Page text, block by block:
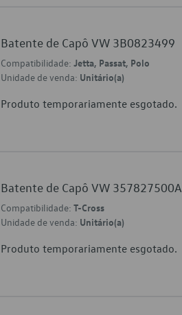
Batente de Capô VW 3B0823499
Compatibilidade: Jetta, Passat, Polo
Unidade de venda: Unitário(a)
Produto temporariamente esgotado.
Batente de Capô VW 357827500A
Compatibilidade: T-Cross
Unidade de venda: Unitário(a)
Produto temporariamente esgotado.